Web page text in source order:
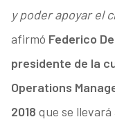
y poder apoyar el
afirmó Federico
presidente de la
Operations
2018 que se llevará